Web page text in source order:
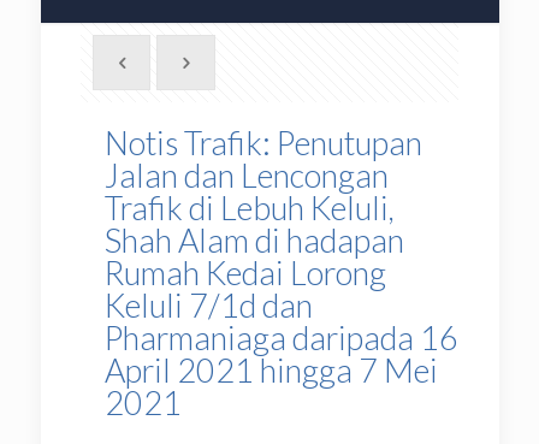
Notis Trafik: Penutupan
Jalan dan Lencongan
Trafik di Lebuh Keluli,
Shah Alam di hadapan
Rumah Kedai Lorong
Keluli 7/1d dan
Pharmaniaga daripada 16
April 2021 hingga 7 Mei
2021